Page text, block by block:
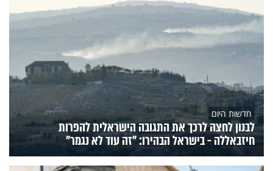
חדשות היום
לבנון לחצה לרכך את התגובה הישראלית להפרות
חיזבאללה - בישראל הבהירו: "זה עוד לא נגמר"